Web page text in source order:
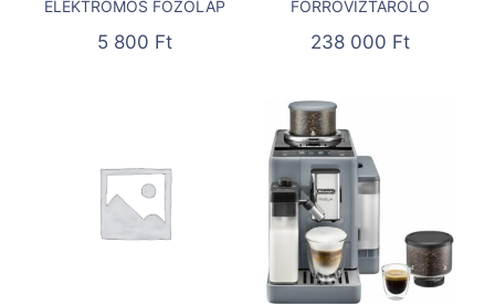
ELEKTROMOS FŐZŐLAP
5 800 Ft
FORRÓVÍZTÁROLÓ
238 000 Ft